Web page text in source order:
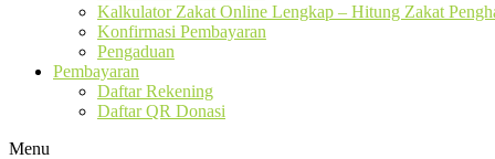
Kalkulator Zakat Online Lengkap – Hitung Zakat
Konfirmasi Pembayaran
Pengaduan
Pembayaran
Daftar Rekening
Daftar QR Donasi
Menu